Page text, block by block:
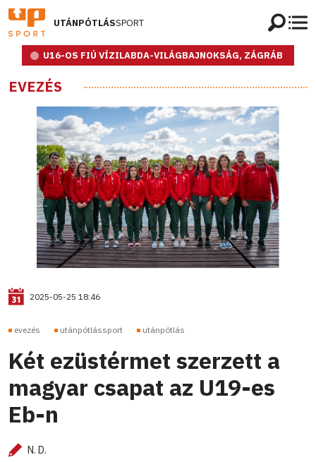
UTÁNPÓTLÁSSPORT
U16-OS FIÚ VÍZILABDA-VILÁGBAJNOKSÁG, ZÁGRÁB
EVEZÉS
2025-05-25 18:46
evezés utánpótlássport utánpótlás
Két ezüstérmet szerzett a
magyar csapat az U19-es
Eb-n
N. D.